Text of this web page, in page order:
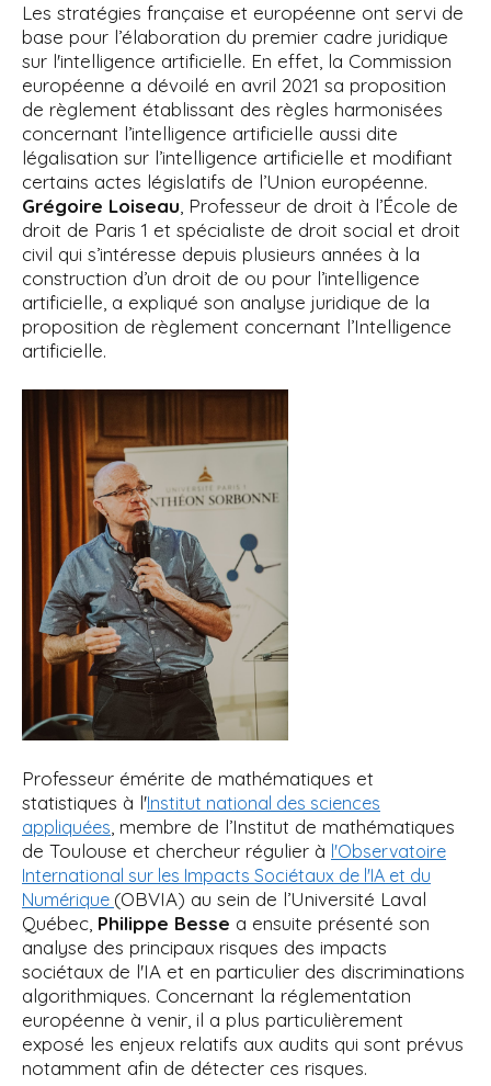
Les stratégies française et européenne ont servi de
base pour l’élaboration du premier cadre juridique
sur l'intelligence artificielle. En effet, la Commission
européenne a dévoilé en avril 2021 sa proposition
de règlement établissant des règles harmonisées
concernant l’intelligence artificielle aussi dite
légalisation sur l’intelligence artificielle et modifiant
certains actes législatifs de l’Union européenne.
Grégoire Loiseau , Professeur de droit à l’École de
droit de Paris 1 et spécialiste de droit social et droit
civil qui s’intéresse depuis plusieurs années à la
construction d’un droit de ou pour l’intelligence
artificielle, a expliqué son analyse juridique de la
proposition de règlement concernant l’Intelligence
artificielle.
Professeur émérite de mathématiques et
statistiques à l'Institut national des sciences
appliquées , membre de l’Institut de mathématiques
de Toulouse et chercheur régulier à l'Observatoire
International sur les Impacts Sociétaux de l'IA et du
Numérique (OBVIA) au sein de l’Université Laval
Québec, Philippe Besse a ensuite présenté son
analyse des principaux risques des impacts
sociétaux de l'IA et en particulier des discriminations
algorithmiques. Concernant la réglementation
européenne à venir, il a plus particulièrement
exposé les enjeux relatifs aux audits qui sont prévus
notamment afin de détecter ces risques.